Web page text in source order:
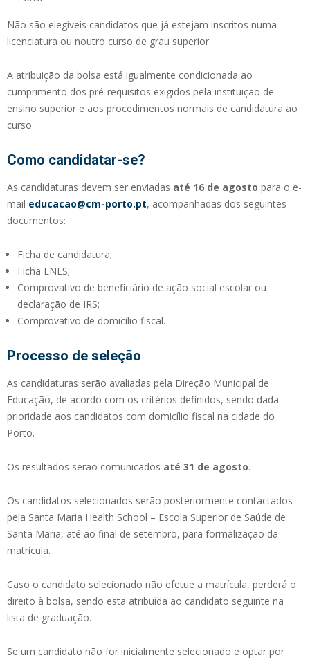
Não são elegíveis candidatos que já estejam inscritos numa
licenciatura ou noutro curso de grau superior.
A atribuição da bolsa está igualmente condicionada ao
cumprimento dos pré-requisitos exigidos pela instituição de
ensino superior e aos procedimentos normais de candidatura ao
curso.
Como candidatar-se?
As candidaturas devem ser enviadas até 16 de agosto para o e-
mail educacao@cm-porto.pt, acompanhadas dos seguintes
documentos:
Ficha de candidatura;
Ficha ENES;
Comprovativo de beneficiário de ação social escolar ou
declaração de IRS;
Comprovativo de domicílio fiscal.
Processo de seleção
As candidaturas serão avaliadas pela Direção Municipal de
Educação, de acordo com os critérios definidos, sendo dada
prioridade aos candidatos com domicílio fiscal na cidade do
Porto.
Os resultados serão comunicados até 31 de agosto.
Os candidatos selecionados serão posteriormente contactados
pela Santa Maria Health School – Escola Superior de Saúde de
Santa Maria, até ao final de setembro, para formalização da
matrícula.
Caso o candidato selecionado não efetue a matrícula, perderá o
direito à bolsa, sendo esta atribuída ao candidato seguinte na
lista de graduação.
Se um candidato não for inicialmente selecionado e optar por